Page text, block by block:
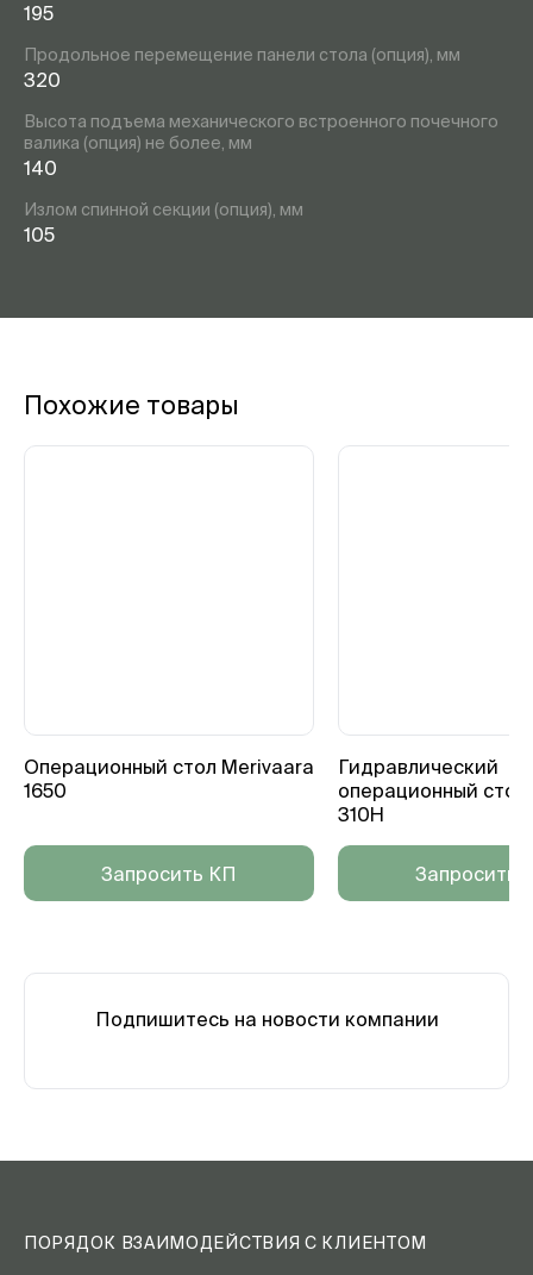
195
Продольное перемещение панели стола (опция), мм
320
Высота подъема механического встроенного почечного
валика (опция) не более, мм
140
Излом спинной секции (опция), мм
105
Похожие товары
Операционный стол Merivaara
1650
Запросить КП
Гидравлический
операционный стол
310H
Запросить
Подпишитесь на новости компании
ПОРЯДОК ВЗАИМОДЕЙСТВИЯ С КЛИЕНТОМ